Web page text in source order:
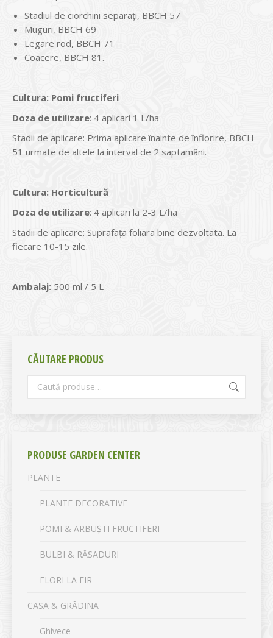
Stadiul de ciorchini separaț­i, BBCH 57
Muguri, BBCH 69
Legare rod, BBCH 71
Coacere, BBCH 81.
Cultura: Pomi fructiferi
Doza de utilizare: 4 aplicari 1 L/ha
Stadii de aplicare: Prima aplicare înainte de înflorire, BBCH
51 urmate de altele la interval de 2 saptamâni.
Cultura: Horticultură
Doza de utilizare: 4 aplicari la 2-3 L/ha
Stadii de aplicare: Suprafa­ța foliara bine dezvoltata. La
fiecare 10-15 zile.
Ambalaj: 500 ml / 5 L
CĂUTARE PRODUS
PRODUSE GARDEN CENTER
PLANTE
PLANTE DECORATIVE
POMI & ARBUȘTI FRUCTIFERI
BULBI & RĂSADURI
FLORI LA FIR
CASA & GRĂDINA
Ghivece